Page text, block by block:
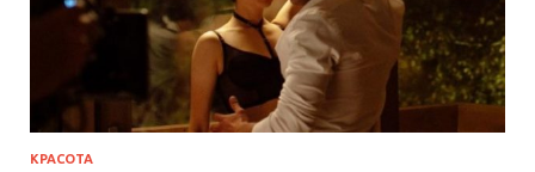
КРАСОТА